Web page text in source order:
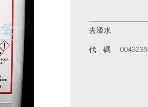
去漆水
代碼 0043239